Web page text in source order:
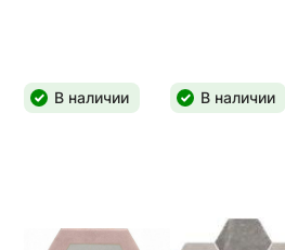
В наличии В наличии